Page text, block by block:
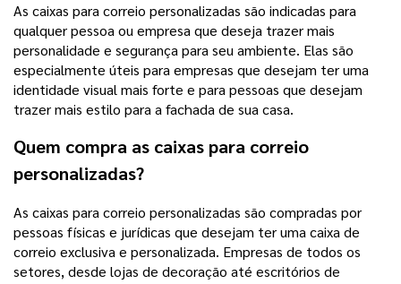
As caixas para correio personalizadas são indicadas para
qualquer pessoa ou empresa que deseja trazer mais
personalidade e segurança para seu ambiente. Elas são
especialmente úteis para empresas que desejam ter uma
identidade visual mais forte e para pessoas que desejam
trazer mais estilo para a fachada de sua casa.
Quem compra as caixas para correio
personalizadas?
As caixas para correio personalizadas são compradas por
pessoas físicas e jurídicas que desejam ter uma caixa de
correio exclusiva e personalizada. Empresas de todos os
setores, desde lojas de decoração até escritórios de